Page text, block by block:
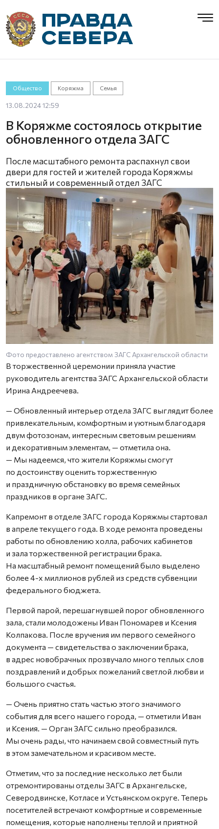
Общество Коряжма Семья
13.08.2024 12:59
В Коряжме состоялось открытие
обновленного отдела ЗАГС
После масштабного ремонта распахнул свои
двери для гостей и жителей города Коряжмы
стильный и современный отдел ЗАГС
Фото предоставлено агентством ЗАГС Архангельской области
В торжественной церемонии приняла участие
руководитель агентства ЗАГС Архангельской области
Ирина Андреечева.
— Обновленный интерьер отдела ЗАГС выглядит более
привлекательным, комфортным и уютным благодаря
двум фотозонам, интересным световым решениям
и декоративным элементам, — отметила она.
— Мы надеемся, что жители Коряжмы смогут
по достоинству оценить торжественную
и праздничную обстановку во время семейных
праздников в органе ЗАГС.
Капремонт в отделе ЗАГС города Коряжмы стартовал
в апреле текущего года. В ходе ремонта проведены
работы по обновлению холла, рабочих кабинетов
и зала торжественной регистрации брака.
На масштабный ремонт помещений было выделено
более 4-х миллионов рублей из средств субвенции
федерального бюджета.
Первой парой, перешагнувшей порог обновленного
зала, стали молодожены Иван Пономарев и Ксения
Колпакова. После вручения им первого семейного
документа — свидетельства о заключении брака,
в адрес новобрачных прозвучало много теплых слов
поздравлений и добрых пожеланий светлой любви и
большого счастья.
— Очень приятно стать частью этого значимого
события для всего нашего города, — отметили Иван
и Ксения. — Орган ЗАГС сильно преобразился.
Мы очень рады, что начинаем свой совместный путь
в этом замечательном и красивом месте.
Отметим, что за последние несколько лет были
отремонтированы отделы ЗАГС в Архангельске,
Северодвинске, Котласе и Устьянском округе. Теперь
посетителей встречают комфортные и современные
помещения, которые наполнены теплой и приятной